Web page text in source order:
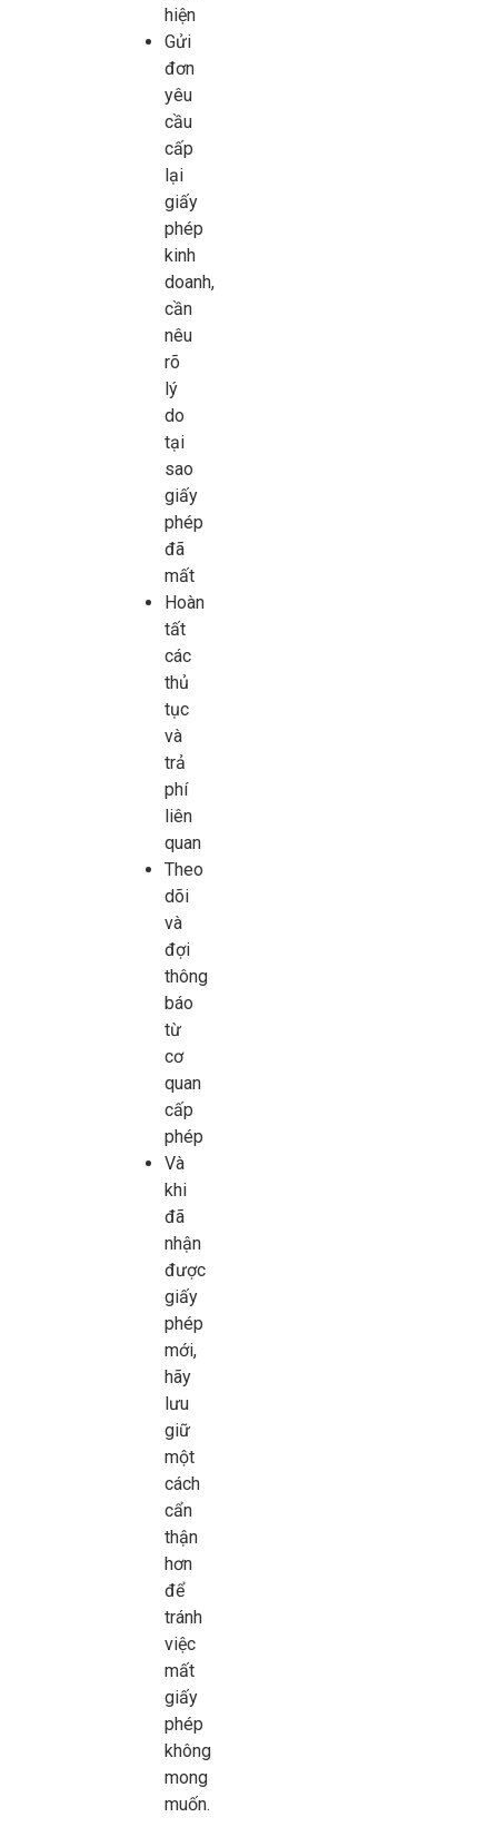
hiện
Gửi
đơn
yêu
cầu
cấp
lại
giấy
phép
kinh
doanh,
cần
nêu
rõ
lý
do
tại
sao
giấy
phép
đã
mất
Hoàn
tất
các
thủ
tục
và
trả
phí
liên
quan
Theo
dõi
và
đợi
thông
báo
từ
cơ
quan
cấp
phép
Và
khi
đã
nhận
được
giấy
phép
mới,
hãy
lưu
giữ
một
cách
cẩn
thận
hơn
để
tránh
việc
mất
giấy
phép
không
mong
muốn.